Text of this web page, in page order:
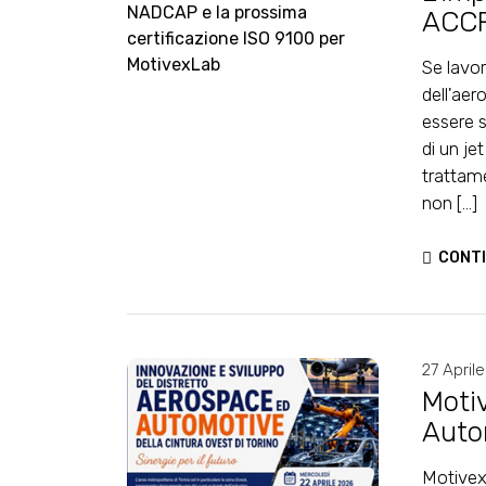
Se
essere
di un
non [...]
27